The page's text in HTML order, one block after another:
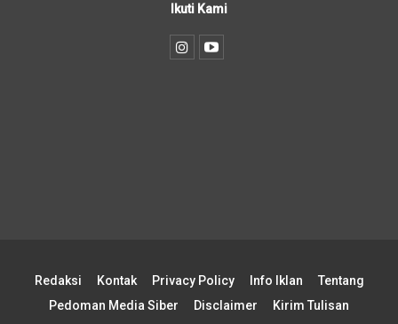
Ikuti Kami
Redaksi Kontak Privacy Policy Info Iklan
Tentang
Pedoman Media Siber
Disclaimer
Kirim Tulisan